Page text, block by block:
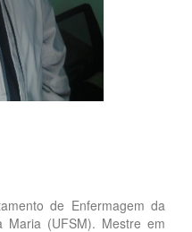
de Enfermagem da
Maria (UFSM). Mestre em